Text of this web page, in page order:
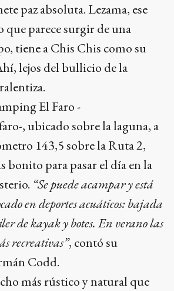
paz absoluta. Lezama, ese
que parece surgir de una
tiene a Chis Chis como su
lejos del bullicio de la
El Faro -
, ubicado sobre la laguna, a
143,5 sobre la Ruta 2,
bonito para pasar el día en la
“Se puede acampar y está
en deportes acuáticos: bajada
de kayak y botes. En verano las
recreativas”, contó su
Codd.
más rústico y natural que